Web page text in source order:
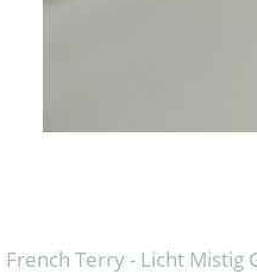
French Terry - Licht Mistig